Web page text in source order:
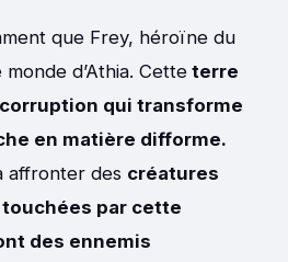
que Frey, héroïne du
d’Athia. Cette terre
qui transforme
en matière difforme.
affronter des créatures
par cette
des ennemis